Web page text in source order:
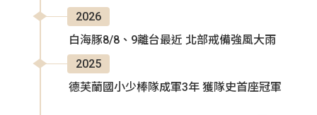
2026
白海豚8/8、9離台最近 北部戒備強風大雨
2025
德芙蘭國小少棒隊成軍3年 獲隊史首座冠軍